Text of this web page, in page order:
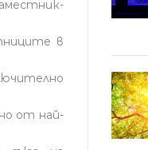
в
от най-